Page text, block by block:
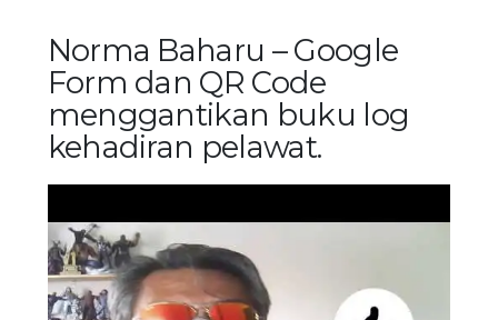
Norma Baharu – Google
Form dan QR Code
menggantikan buku log
kehadiran pelawat.